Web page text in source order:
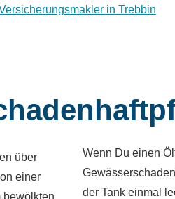
Wenn Du einen
der Tank einmal